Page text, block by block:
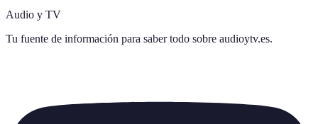
Audio y TV
Tu fuente de información para saber todo sobre audioytv.es.